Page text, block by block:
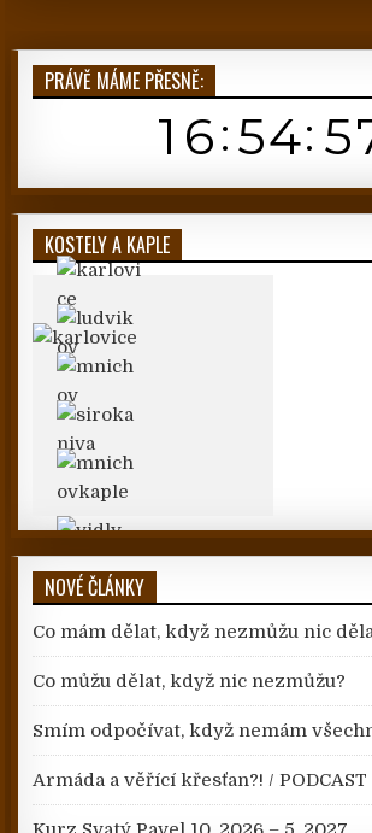
PRÁVĚ MÁME PŘESNĚ:
KOSTELY A KAPLE
NOVÉ ČLÁNKY
Co mám dělat, když nezmůžu nic
Co můžu dělat, když nic nezmůžu?
Smím odpočívat, když nemám
Armáda a věřící křesťan?! /